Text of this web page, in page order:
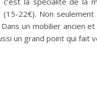
(15-22€). Non
un mobilier ancien
un grand point qui fait